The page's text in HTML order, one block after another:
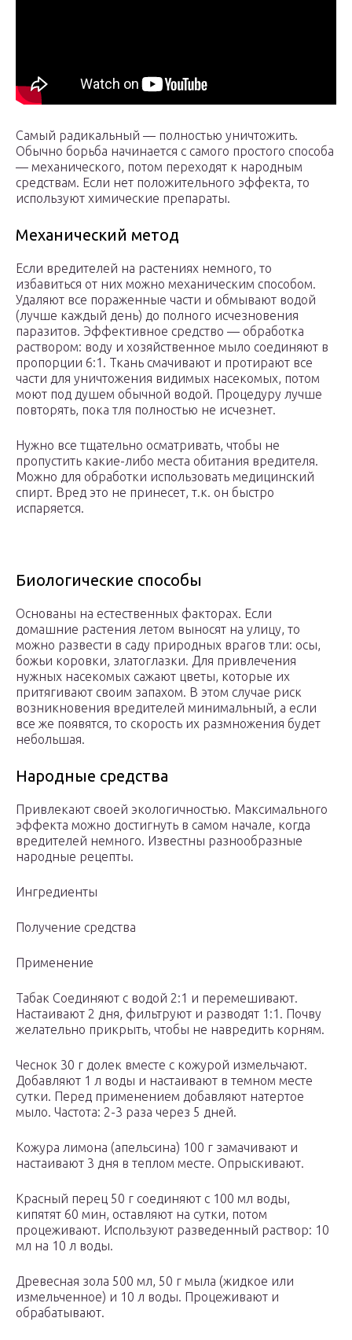
Самый радикальный — полностью уничтожить.
Обычно борьба начинается с самого простого способа
— механического, потом переходят к народным
средствам. Если нет положительного эффекта, то
используют химические препараты.
Механический метод
Если вредителей на растениях немного, то
избавиться от них можно механическим способом.
Удаляют все пораженные части и обмывают водой
(лучше каждый день) до полного исчезновения
паразитов. Эффективное средство — обработка
раствором: воду и хозяйственное мыло соединяют в
пропорции 6:1. Ткань смачивают и протирают все
части для уничтожения видимых насекомых, потом
моют под душем обычной водой. Процедуру лучше
повторять, пока тля полностью не исчезнет.
Нужно все тщательно осматривать, чтобы не
пропустить какие-либо места обитания вредителя.
Можно для обработки использовать медицинский
спирт. Вред это не принесет, т.к. он быстро
испаряется.
Биологические способы
Основаны на естественных факторах. Если
домашние растения летом выносят на улицу, то
можно развести в саду природных врагов тли: осы,
божьи коровки, златоглазки. Для привлечения
нужных насекомых сажают цветы, которые их
притягивают своим запахом. В этом случае риск
возникновения вредителей минимальный, а если
все же появятся, то скорость их размножения будет
небольшая.
Народные средства
Привлекают своей экологичностью. Максимального
эффекта можно достигнуть в самом начале, когда
вредителей немного. Известны разнообразные
народные рецепты.
Ингредиенты
Получение средства
Применение
Табак Соединяют с водой 2:1 и перемешивают.
Настаивают 2 дня, фильтруют и разводят 1:1. Почву
желательно прикрыть, чтобы не навредить корням.
Чеснок 30 г долек вместе с кожурой измельчают.
Добавляют 1 л воды и настаивают в темном месте
сутки. Перед применением добавляют натертое
мыло. Частота: 2-3 раза через 5 дней.
Кожура лимона (апельсина) 100 г замачивают и
настаивают 3 дня в теплом месте. Опрыскивают.
Красный перец 50 г соединяют с 100 мл воды,
кипятят 60 мин, оставляют на сутки, потом
процеживают. Используют разведенный раствор: 10
мл на 10 л воды.
Древесная зола 500 мл, 50 г мыла (жидкое или
измельченное) и 10 л воды. Процеживают и
обрабатывают.